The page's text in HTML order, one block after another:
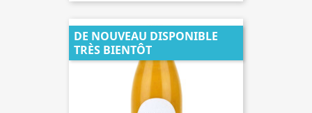
DE NOUVEAU DISPONIBLE
TRÈS BIENTÔT